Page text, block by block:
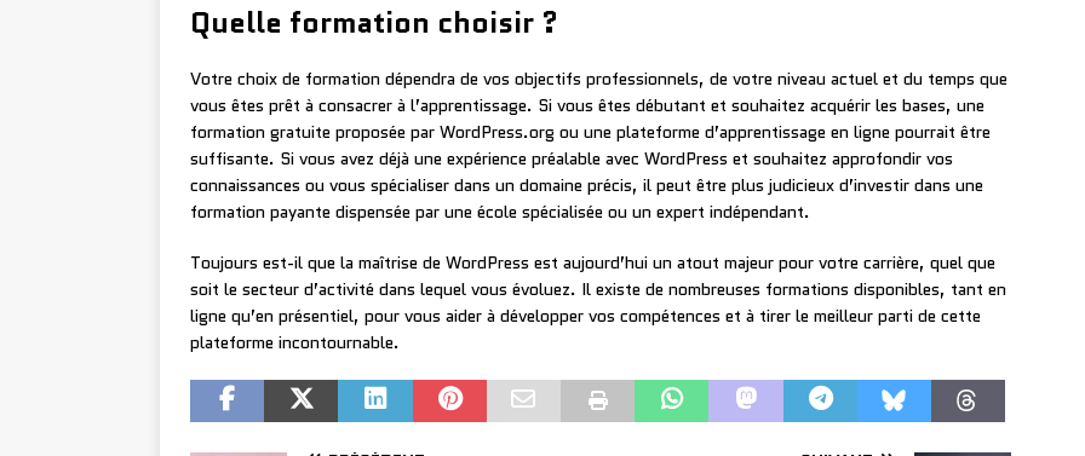
Quelle formation choisir ?
Votre choix de formation dépendra de vos objectifs professionnels, de votre niveau actuel et du temps que
vous êtes prêt à consacrer à l’apprentissage. Si vous êtes débutant et souhaitez acquérir les bases, une
formation gratuite proposée par WordPress.org ou une plateforme d’apprentissage en ligne pourrait être
suffisante. Si vous avez déjà une expérience préalable avec WordPress et souhaitez approfondir vos
connaissances ou vous spécialiser dans un domaine précis, il peut être plus judicieux d’investir dans une
formation payante dispensée par une école spécialisée ou un expert indépendant.
Toujours est-il que la maîtrise de WordPress est aujourd’hui un atout majeur pour votre carrière, quel que
soit le secteur d’activité dans lequel vous évoluez. Il existe de nombreuses formations disponibles, tant en
ligne qu’en présentiel, pour vous aider à développer vos compétences et à tirer le meilleur parti de cette
plateforme incontournable.